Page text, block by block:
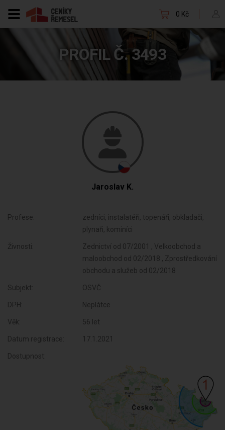
0 Kč
PROFIL Č. 3493
Jaroslav K.
Profese:
zedníci, instalatéři, topenáři, obkladači,
plynaři, kominíci
Živnosti:
Zednictví od 07/2001 , Velkoobchod a
maloobchod od 02/2018 , Zprostředkování
obchodu a služeb od 02/2018
Subjekt: OSVČ
DPH: Neplátce
Věk: 56 let
Datum registrace: 17.1.2021
Dostupnost: